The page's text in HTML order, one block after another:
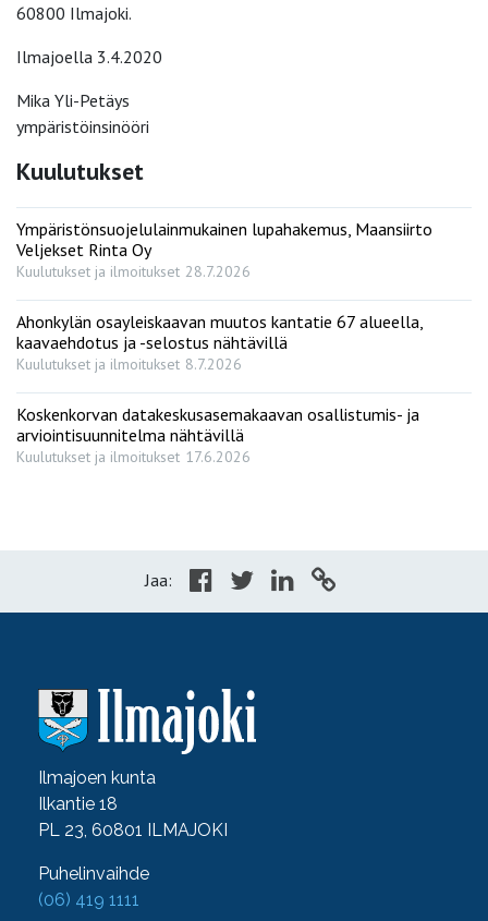
60800 Ilmajoki.
Ilmajoella 3.4.2020
Mika Yli-Petäys
ympäristöinsinööri
Kuulutukset
Ympäristönsuojelulainmukainen lupahakemus, Maansiirto
Veljekset Rinta Oy
Kuulutukset ja ilmoitukset 28.7.2026
Ahonkylän osayleiskaavan muutos kantatie 67 alueella,
kaavaehdotus ja -selostus nähtävillä
Kuulutukset ja ilmoitukset 8.7.2026
Koskenkorvan datakeskusasemakaavan osallistumis- ja
arviointisuunnitelma nähtävillä
Kuulutukset ja ilmoitukset 17.6.2026
Jaa:
Ilmajoen kunta
Ilkantie 18
PL 23, 60801 ILMAJOKI
Puhelinvaihde
(06) 419 1111